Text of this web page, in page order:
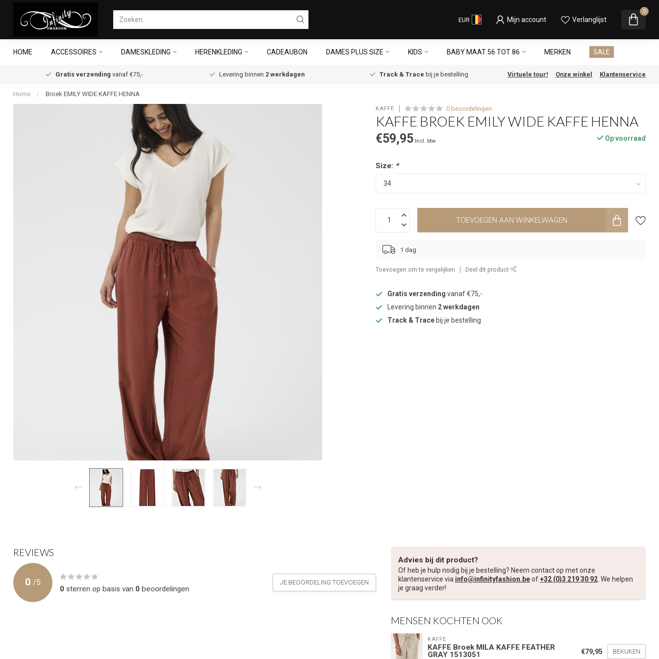
EUR Mijn account Verlanglijst
0
HOME ACCESSOIRES DAMESKLEDING HERENKLEDING CADEAUBON DAMES PLUS SIZE KIDS BABY MAAT 56 TOT 86 MERKEN SALE
Gratis verzending vanaf €75,- Levering binnen 2 werkdagen Track & Trace bij je bestelling Virtuele tour! Onze winkel Klantenservice
Home / Broek EMILY WIDE KAFFE HENNA
KAFFE 0 beoordelingen
KAFFE BROEK EMILY WIDE KAFFE HENNA
€59,95 Incl. btw Op voorraad
Size: *
TOEVOEGEN AAN WINKELWAGEN
1 dag
Toevoegen om te vergelijken Deel dit product
Gratis verzending vanaf €75,-
Levering binnen 2 werkdagen
Track & Trace bij je bestelling
REVIEWS
0 /5
0 sterren op basis van 0 beoordelingen
JE BEOORDELING TOEVOEGEN
Advies bij dit product?
Of heb je hulp nodig bij je bestelling? Neem contact op met onze
klantenservice via info@infinityfashion.beof+32 (0)3 219 30 92 . We helpen
je graag verder!
MENSEN KOCHTEN OOK
KAFFE
KAFFE Broek MILA KAFFE FEATHER
GRAY 1513051
€79,95 BEKIJKEN